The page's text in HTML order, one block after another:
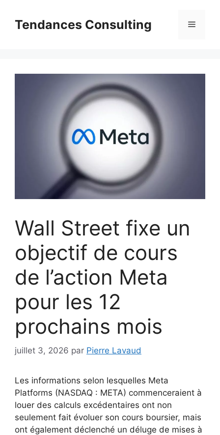
contenuTendances Consulting Menu
Wall Street fixe un
objectif de cours
de l’action Meta
pour les 12
prochains mois
juillet 3, 2026 par Pierre Lavaud
Les informations selon lesquelles Meta
Platforms (NASDAQ : META) commenceraient à
louer des calculs excédentaires ont non
seulement fait évoluer son cours boursier, mais
ont également déclenché un déluge de mises à